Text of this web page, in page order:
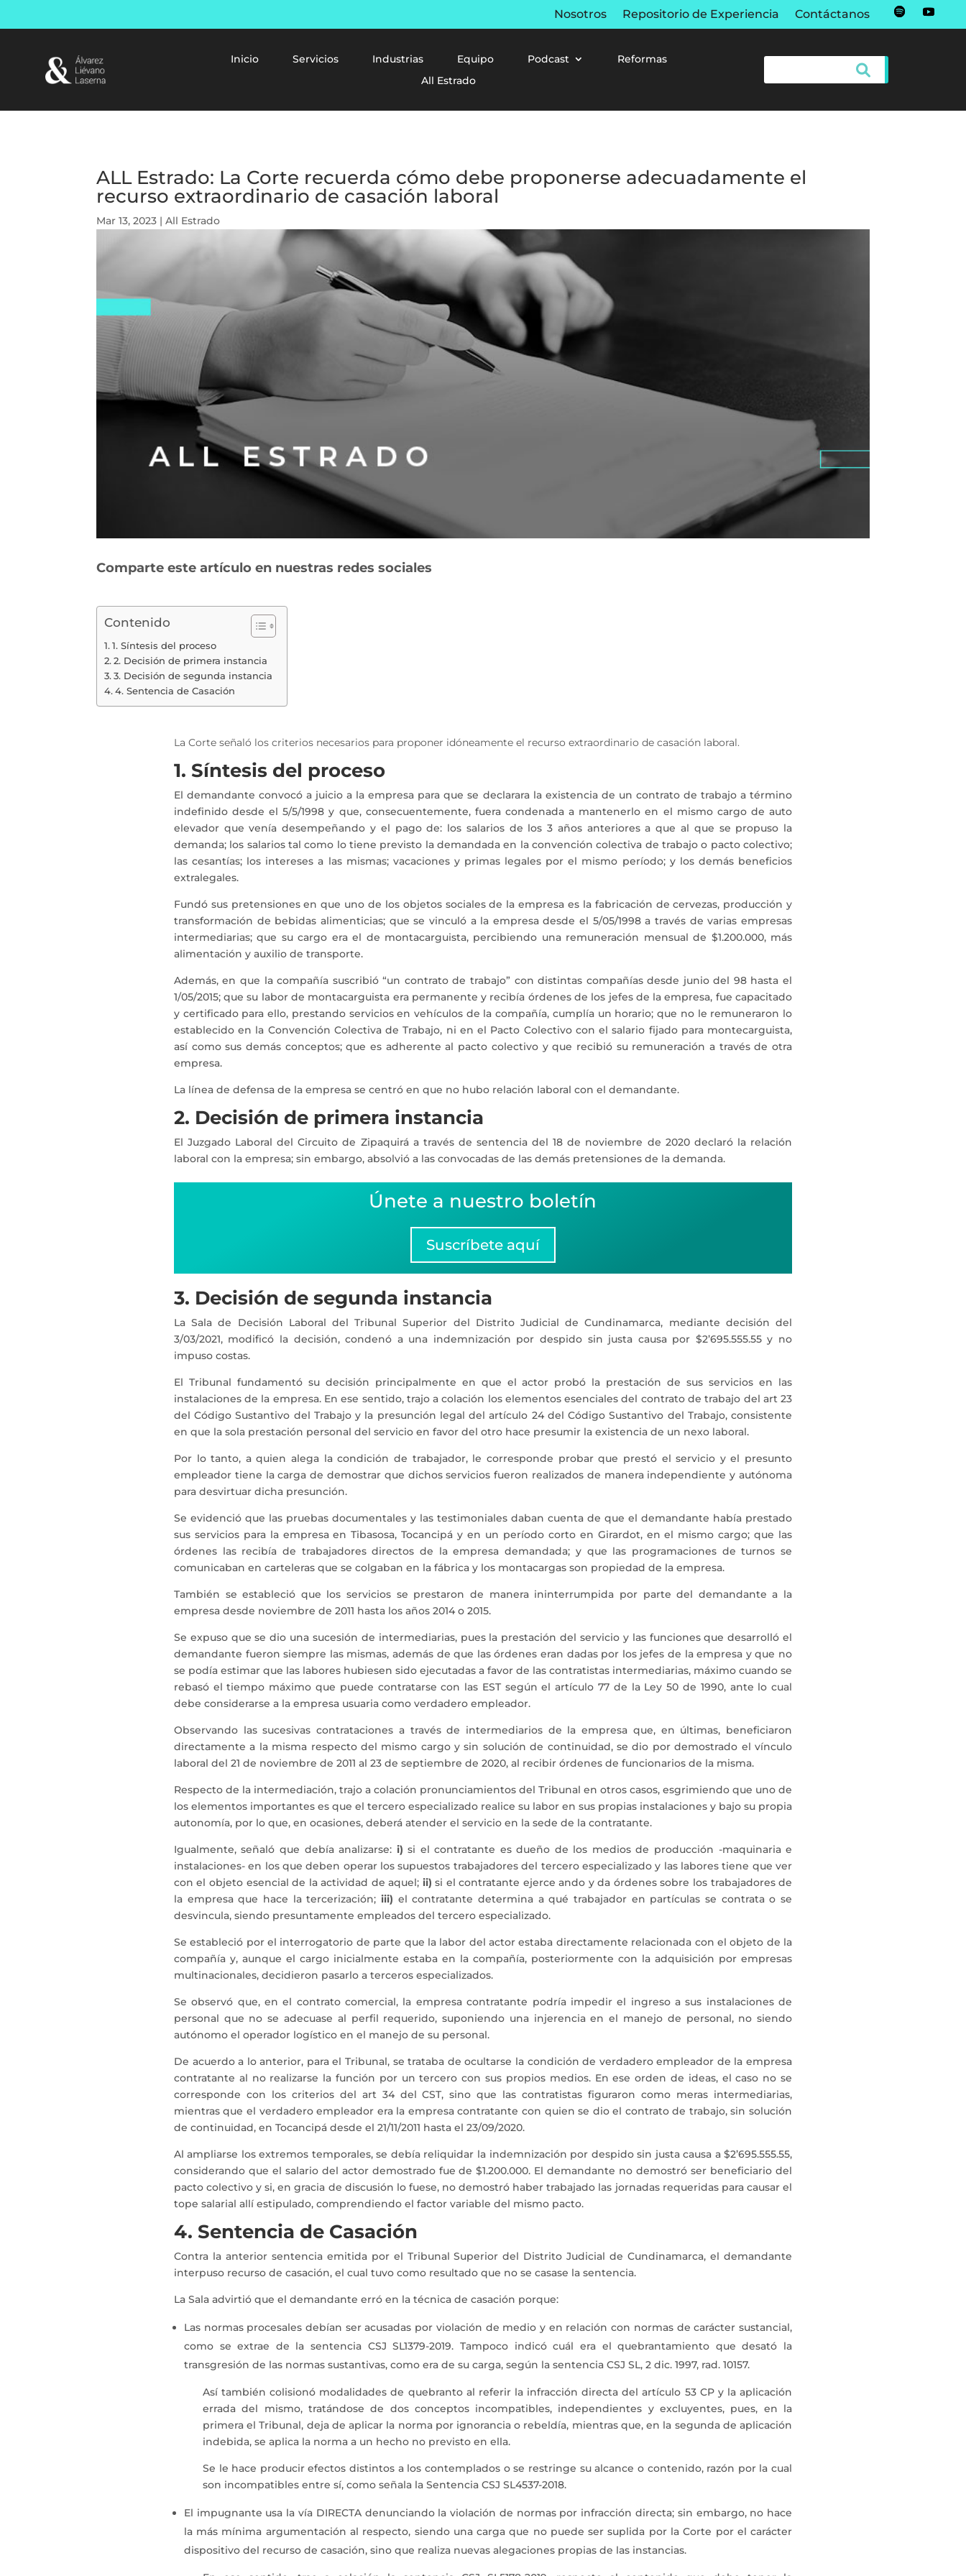
Nosotros Repositorio de Experiencia Contáctanos
Inicio Servicios Industrias Equipo Podcast
Reformas
All Estrado
ALL Estrado: La Corte recuerda cómo debe proponerse adecuadamente el
recurso extraordinario de casación laboral
Mar 13, 2023 |All Estrado
Comparte este artículo en nuestras redes sociales
Contenido
1. Síntesis del proceso
2. Decisión de primera instancia
3. Decisión de segunda instancia
4. Sentencia de Casación
La Corte señaló los criterios necesarios para proponer idóneamente el recurso extraordinario de casación laboral.
1. Síntesis del proceso
El demandante convocó a juicio a la empresa para que se declarara la existencia de un contrato de trabajo a término
indefinido desde el 5/5/1998 y que, consecuentemente, fuera condenada a mantenerlo en el mismo cargo de auto
elevador que venía desempeñando y el pago de: los salarios de los 3 años anteriores a que al que se propuso la
demanda; los salarios tal como lo tiene previsto la demandada en la convención colectiva de trabajo o pacto colectivo;
las cesantías; los intereses a las mismas; vacaciones y primas legales por el mismo período; y los demás beneficios
extralegales.
Fundó sus pretensiones en que uno de los objetos sociales de la empresa es la fabricación de cervezas, producción y
transformación de bebidas alimenticias; que se vinculó a la empresa desde el 5/05/1998 a través de varias empresas
intermediarias; que su cargo era el de montacarguista, percibiendo una remuneración mensual de $1.200.000, más
alimentación y auxilio de transporte.
Además, en que la compañía suscribió “un contrato de trabajo” con distintas compañías desde junio del 98 hasta el
1/05/2015; que su labor de montacarguista era permanente y recibía órdenes de los jefes de la empresa, fue capacitado
y certificado para ello, prestando servicios en vehículos de la compañía, cumplía un horario; que no le remuneraron lo
establecido en la Convención Colectiva de Trabajo, ni en el Pacto Colectivo con el salario fijado para montecarguista,
así como sus demás conceptos; que es adherente al pacto colectivo y que recibió su remuneración a través de otra
empresa.
La línea de defensa de la empresa se centró en que no hubo relación laboral con el demandante.
2. Decisión de primera instancia
El Juzgado Laboral del Circuito de Zipaquirá a través de sentencia del 18 de noviembre de 2020 declaró la relación
laboral con la empresa; sin embargo, absolvió a las convocadas de las demás pretensiones de la demanda.
Únete a nuestro boletín
Suscríbete aquí
3. Decisión de segunda instancia
La Sala de Decisión Laboral del Tribunal Superior del Distrito Judicial de Cundinamarca, mediante decisión del
3/03/2021, modificó la decisión, condenó a una indemnización por despido sin justa causa por $2’695.555.55 y no
impuso costas.
El Tribunal fundamentó su decisión principalmente en que el actor probó la prestación de sus servicios en las
instalaciones de la empresa. En ese sentido, trajo a colación los elementos esenciales del contrato de trabajo del art 23
del Código Sustantivo del Trabajo y la presunción legal del artículo 24 del Código Sustantivo del Trabajo, consistente
en que la sola prestación personal del servicio en favor del otro hace presumir la existencia de un nexo laboral.
Por lo tanto, a quien alega la condición de trabajador, le corresponde probar que prestó el servicio y el presunto
empleador tiene la carga de demostrar que dichos servicios fueron realizados de manera independiente y autónoma
para desvirtuar dicha presunción.
Se evidenció que las pruebas documentales y las testimoniales daban cuenta de que el demandante había prestado
sus servicios para la empresa en Tibasosa, Tocancipá y en un período corto en Girardot, en el mismo cargo; que las
órdenes las recibía de trabajadores directos de la empresa demandada; y que las programaciones de turnos se
comunicaban en carteleras que se colgaban en la fábrica y los montacargas son propiedad de la empresa.
También se estableció que los servicios se prestaron de manera ininterrumpida por parte del demandante a la
empresa desde noviembre de 2011 hasta los años 2014 o 2015.
Se expuso que se dio una sucesión de intermediarias, pues la prestación del servicio y las funciones que desarrolló el
demandante fueron siempre las mismas, además de que las órdenes eran dadas por los jefes de la empresa y que no
se podía estimar que las labores hubiesen sido ejecutadas a favor de las contratistas intermediarias, máximo cuando se
rebasó el tiempo máximo que puede contratarse con las EST según el artículo 77 de la Ley 50 de 1990, ante lo cual
debe considerarse a la empresa usuaria como verdadero empleador.
Observando las sucesivas contrataciones a través de intermediarios de la empresa que, en últimas, beneficiaron
directamente a la misma respecto del mismo cargo y sin solución de continuidad, se dio por demostrado el vínculo
laboral del 21 de noviembre de 2011 al 23 de septiembre de 2020, al recibir órdenes de funcionarios de la misma.
Respecto de la intermediación, trajo a colación pronunciamientos del Tribunal en otros casos, esgrimiendo que uno de
los elementos importantes es que el tercero especializado realice su labor en sus propias instalaciones y bajo su propia
autonomía, por lo que, en ocasiones, deberá atender el servicio en la sede de la contratante.
Igualmente, señaló que debía analizarse: i) si el contratante es dueño de los medios de producción -maquinaria e
instalaciones- en los que deben operar los supuestos trabajadores del tercero especializado y las labores tiene que ver
con el objeto esencial de la actividad de aquel; ii) si el contratante ejerce ando y da órdenes sobre los trabajadores de
la empresa que hace la tercerización; iii) el contratante determina a qué trabajador en partículas se contrata o se
desvincula, siendo presuntamente empleados del tercero especializado.
Se estableció por el interrogatorio de parte que la labor del actor estaba directamente relacionada con el objeto de la
compañía y, aunque el cargo inicialmente estaba en la compañía, posteriormente con la adquisición por empresas
multinacionales, decidieron pasarlo a terceros especializados.
Se observó que, en el contrato comercial, la empresa contratante podría impedir el ingreso a sus instalaciones de
personal que no se adecuase al perfil requerido, suponiendo una injerencia en el manejo de personal, no siendo
autónomo el operador logístico en el manejo de su personal.
De acuerdo a lo anterior, para el Tribunal, se trataba de ocultarse la condición de verdadero empleador de la empresa
contratante al no realizarse la función por un tercero con sus propios medios. En ese orden de ideas, el caso no se
corresponde con los criterios del art 34 del CST, sino que las contratistas figuraron como meras intermediarias,
mientras que el verdadero empleador era la empresa contratante con quien se dio el contrato de trabajo, sin solución
de continuidad, en Tocancipá desde el 21/11/2011 hasta el 23/09/2020.
Al ampliarse los extremos temporales, se debía reliquidar la indemnización por despido sin justa causa a $2’695.555.55,
considerando que el salario del actor demostrado fue de $1.200.000. El demandante no demostró ser beneficiario del
pacto colectivo y si, en gracia de discusión lo fuese, no demostró haber trabajado las jornadas requeridas para causar el
tope salarial allí estipulado, comprendiendo el factor variable del mismo pacto.
4. Sentencia de Casación
Contra la anterior sentencia emitida por el Tribunal Superior del Distrito Judicial de Cundinamarca, el demandante
interpuso recurso de casación, el cual tuvo como resultado que no se casase la sentencia.
La Sala advirtió que el demandante erró en la técnica de casación porque:
Las normas procesales debían ser acusadas por violación de medio y en relación con normas de carácter sustancial,
como se extrae de la sentencia CSJ SL1379-2019. Tampoco indicó cuál era el quebrantamiento que desató la
transgresión de las normas sustantivas, como era de su carga, según la sentencia CSJ SL, 2 dic. 1997, rad. 10157.
Así también colisionó modalidades de quebranto al referir la infracción directa del artículo 53 CP y la aplicación
errada del mismo, tratándose de dos conceptos incompatibles, independientes y excluyentes, pues, en la
primera el Tribunal, deja de aplicar la norma por ignorancia o rebeldía, mientras que, en la segunda de aplicación
indebida, se aplica la norma a un hecho no previsto en ella.
Se le hace producir efectos distintos a los contemplados o se restringe su alcance o contenido, razón por la cual
son incompatibles entre sí, como señala la Sentencia CSJ SL4537-2018.
El impugnante usa la vía DIRECTA denunciando la violación de normas por infracción directa; sin embargo, no hace
la más mínima argumentación al respecto, siendo una carga que no puede ser suplida por la Corte por el carácter
dispositivo del recurso de casación, sino que realiza nuevas alegaciones propias de las instancias.